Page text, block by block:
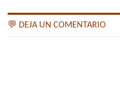
💬 DEJA UN COMENTARIO